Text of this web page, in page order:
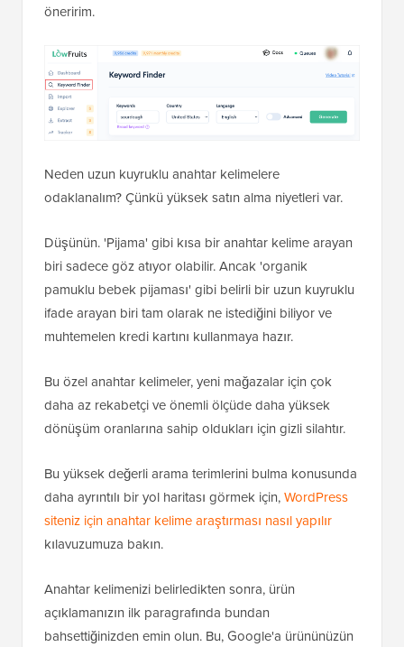
öneririm.
Neden uzun kuyruklu anahtar kelimelere
odaklanalım? Çünkü yüksek satın alma niyetleri var.
Düşünün. 'Pijama' gibi kısa bir anahtar kelime arayan
biri sadece göz atıyor olabilir. Ancak 'organik
pamuklu bebek pijaması' gibi belirli bir uzun kuyruklu
ifade arayan biri tam olarak ne istediğini biliyor ve
muhtemelen kredi kartını kullanmaya hazır.
Bu özel anahtar kelimeler, yeni mağazalar için çok
daha az rekabetçi ve önemli ölçüde daha yüksek
dönüşüm oranlarına sahip oldukları için gizli silahtır.
Bu yüksek değerli arama terimlerini bulma konusunda
daha ayrıntılı bir yol haritası görmek için,WordPress
siteniz için anahtar kelime araştırması nasıl yapılır
kılavuzumuza bakın.
Anahtar kelimenizi belirledikten sonra, ürün
açıklamanızın ilk paragrafında bundan
bahsettiğinizden emin olun. Bu, Google'a ürününüzün